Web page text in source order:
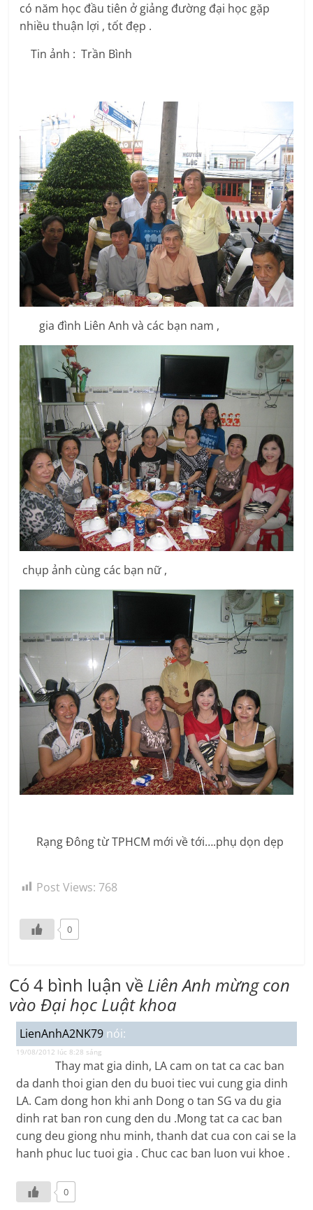
có năm học đầu tiên ở giảng đường đại học gặp
nhiều thuận lợi , tốt đẹp .
Tin ảnh : Trần Bình
gia đình Liên Anh và các bạn nam ,
chụp ảnh cùng các bạn nữ ,
Rạng Đông từ TPHCM mới về tới….phụ dọn dẹp
Post Views: 768
0
Có 4 bình luận về Liên Anh mừng con
vào Đại học Luật khoa
LienAnhA2NK79 nói:
19/08/2012 lúc 8:28 sáng
Thay mat gia dinh, LA cam on tat ca cac ban
da danh thoi gian den du buoi tiec vui cung gia dinh
LA. Cam dong hon khi anh Dong o tan SG va du gia
dinh rat ban ron cung den du .Mong tat ca cac ban
cung deu giong nhu minh, thanh dat cua con cai se la
hanh phuc luc tuoi gia . Chuc cac ban luon vui khoe .
0